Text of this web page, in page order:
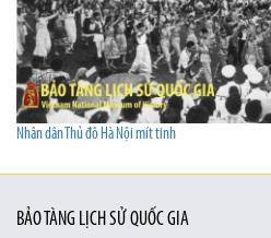
Nhân dân Thủ đô Hà Nội mít tinh
BẢO TÀNG LỊCH SỬ QUỐC GIA